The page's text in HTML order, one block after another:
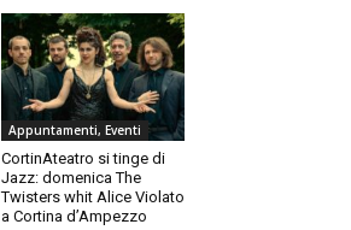
Appuntamenti, Eventi
CortinAteatro si tinge di
Jazz: domenica The
Twisters whit Alice Violato
a Cortina d’Ampezzo